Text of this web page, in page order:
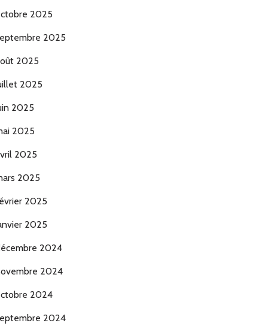
2025
2025
2025
2025
2025
2025
2025
2025
2025
2025
2024
2024
2024
2024